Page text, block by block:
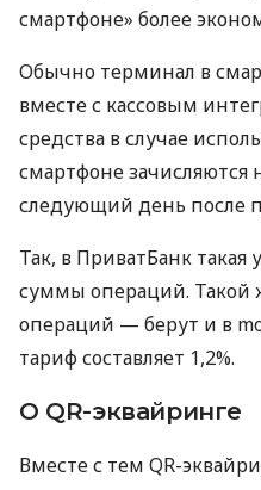
смартфоне» более
Обычно терминал в
вместе с кассовым
средства в случае
смартфоне зачисляются
следующий день после
Так, в ПриватБанк такая
суммы операций. Такой
операций — берут и в
тариф составляет 1,2%.
О QR-эквайринге
Вместе с тем QR-